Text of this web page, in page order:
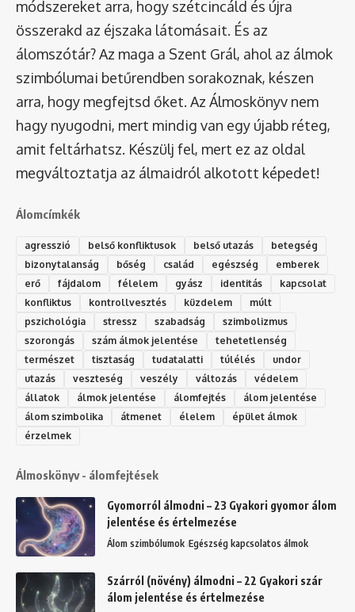
módszereket arra, hogy szétcincáld és újra
összerakd az éjszaka látomásait. És az
álomszótár? Az maga a Szent Grál, ahol az álmok
szimbólumai betűrendben sorakoznak, készen
arra, hogy megfejtsd őket. Az Álmoskönyv nem
hagy nyugodni, mert mindig van egy újabb réteg,
amit feltárhatsz. Készülj fel, mert ez az oldal
megváltoztatja az álmaidról alkotott képedet!
Álomcímkék
agresszió belső konfliktusok belső utazás
betegség
bizonytalanság
bőség család egészség
emberek
erő
fájdalom félelem gyász identitás
kapcsolat
konfliktus
kontrollvesztés küzdelem
múlt
pszichológia
stressz szabadság
szimbolizmus
szorongás
szám álmok jelentése
tehetetlenség
természet
tisztaság tudatalatti túlélés
undor
utazás
veszteség veszély változás
védelem
állatok
álmok jelentése álomfejtés
álom jelentése
álom szimbolika
átmenet élelem
épület álmok
érzelmek
Álmoskönyv - álomfejtések
Gyomorról álmodni – 23 Gyakori gyomor álom
jelentése és értelmezése
Álom szimbólumok Egészség kapcsolatos álmok
Szárról (növény) álmodni – 22 Gyakori szár
álom jelentése és értelmezése